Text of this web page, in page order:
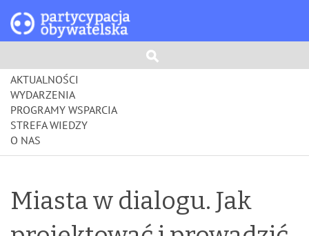
AKTUALNOŚCI
WYDARZENIA
PROGRAMY WSPARCIA
STREFA WIEDZY
O NAS
Miasta w dialogu. Jak